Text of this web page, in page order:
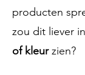
producten
zou dit liever
of kleurzien?